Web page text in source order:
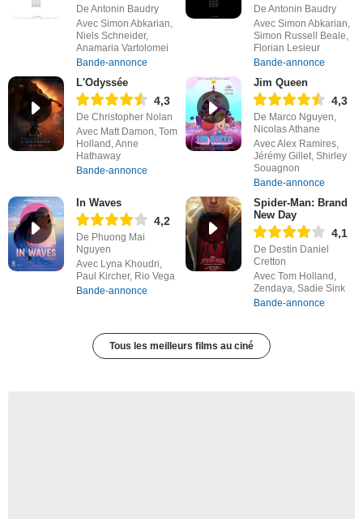
De Antonin Baudry
Avec Simon Abkarian,
Niels Schneider,
Anamaria Vartolomei
Bande-annonce
De Antonin Baudry
Avec Simon Abkarian,
Simon Russell Beale,
Florian Lesieur
Bande-annonce
L'Odyssée
4,3
De Christopher Nolan
Avec Matt Damon, Tom
Holland, Anne
Hathaway
Bande-annonce
Jim Queen
4,3
De Marco Nguyen,
Nicolas Athane
Avec Alex Ramires,
Jérémy Gillet, Shirley
Souagnon
Bande-annonce
In Waves
4,2
De Phuong Mai
Nguyen
Avec Lyna Khoudri,
Paul Kircher, Rio Vega
Bande-annonce
Spider-Man: Brand
New Day
4,1
De Destin Daniel
Cretton
Avec Tom Holland,
Zendaya, Sadie Sink
Bande-annonce
Tous les meilleurs films au ciné